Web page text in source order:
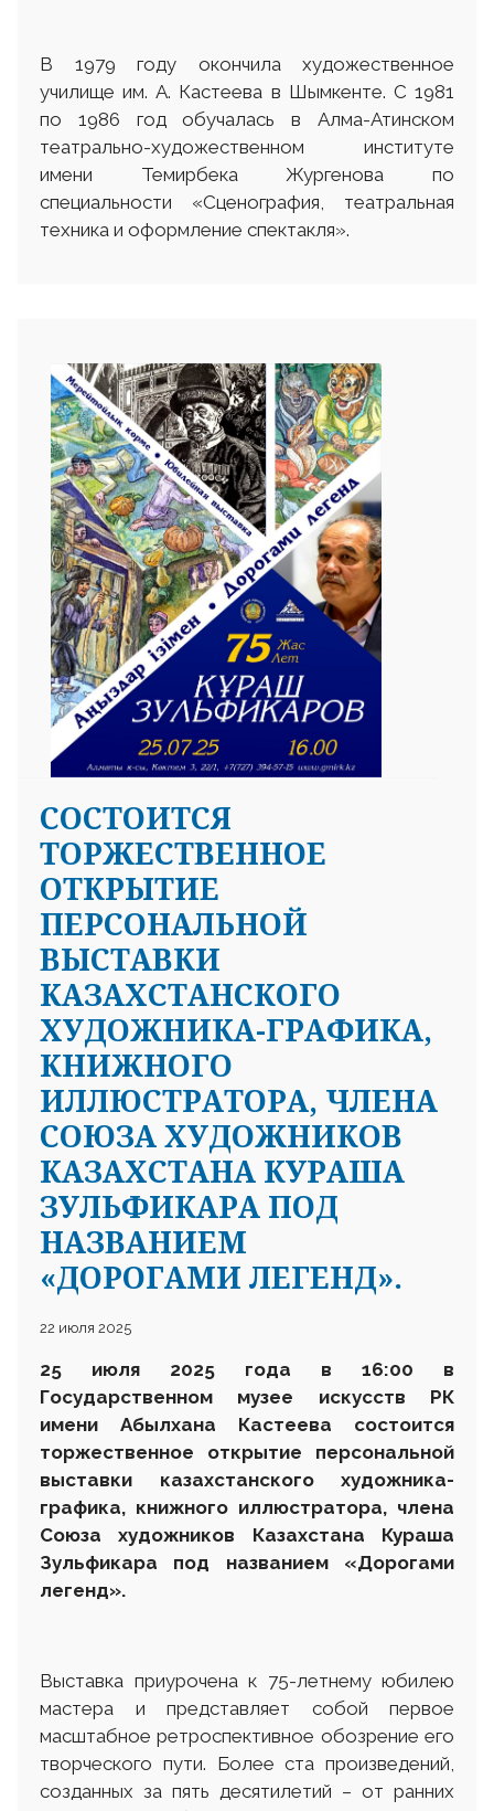
В 1979 году окончила художественное
училище им. А. Кастеева в Шымкенте. С 1981
по 1986 год обучалась в Алма-Атинском
театрально-художественном институте
имени Темирбека Жургенова по
специальности «Сценография, театральная
техника и оформление спектакля».
СОСТОИТСЯ
ТОРЖЕСТВЕННОЕ
ОТКРЫТИЕ
ПЕРСОНАЛЬНОЙ
ВЫСТАВКИ
КАЗАХСТАНСКОГО
ХУДОЖНИКА-ГРАФИКА,
КНИЖНОГО
ИЛЛЮСТРАТОРА, ЧЛЕНА
СОЮЗА ХУДОЖНИКОВ
КАЗАХСТАНА КУРАША
ЗУЛЬФИКАРА ПОД
НАЗВАНИЕМ
«ДОРОГАМИ ЛЕГЕНД».
22 июля 2025
25 июля 2025 года в 16:00 в
Государственном музее искусств РК
имени Абылхана Кастеева состоится
торжественное открытие персональной
выставки казахстанского художника-
графика, книжного иллюстратора, члена
Союза художников Казахстана Кураша
Зульфикара под названием «Дорогами
легенд».
Выставка приурочена к 75-летнему юбилею
мастера и представляет собой первое
масштабное ретроспективное обозрение его
творческого пути. Более ста произведений,
созданных за пять десятилетий – от ранних